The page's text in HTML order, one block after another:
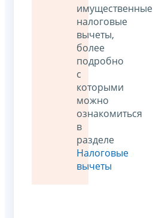
имущественные
налоговые
вычеты,
более
подробно
с
которыми
можно
ознакомиться
в
разделе
Налоговые
вычеты